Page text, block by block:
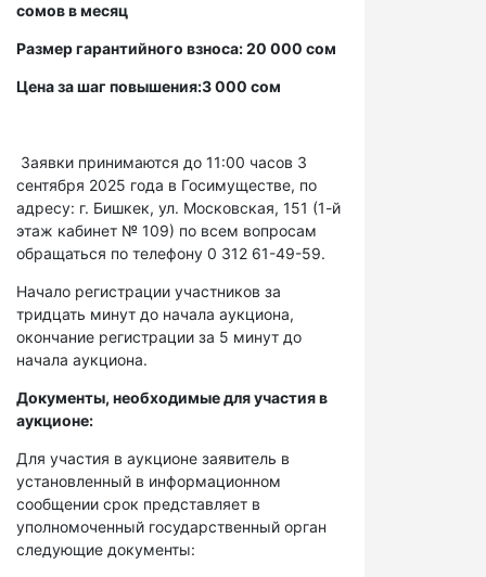
сомов в месяц
Размер гарантийного взноса: 20 000 сом
Цена за шаг повышения:3 000 сом
Заявки принимаются до 11:00 часов 3
сентября 2025 года в Госимуществе, по
адресу: г. Бишкек, ул. Московская, 151 (1-й
этаж кабинет № 109) по всем вопросам
обращаться по телефону 0 312 61-49-59.
Начало регистрации участников за
тридцать минут до начала аукциона,
окончание регистрации за 5 минут до
начала аукциона.
Документы, необходимые для участия в
аукционе:
Для участия в аукционе заявитель в
установленный в информационном
сообщении срок представляет в
уполномоченный государственный орган
следующие документы: